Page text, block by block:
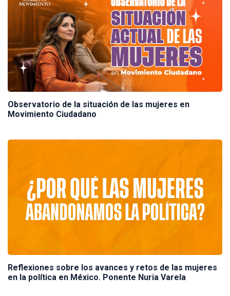
Observatorio de la situación de las mujeres en
Movimiento Ciudadano
Reflexiones sobre los avances y retos de las mujeres
en la política en México. Ponente Nuria Varela